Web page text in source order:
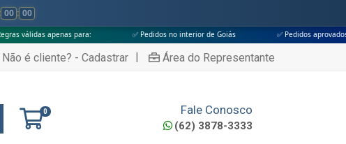
: 00 : 00
para: ✅ Pedidos no interior de Goiás ✅ Pedidos aprovados até às 18h
Não é cliente? - Cadastrar | Área do Representante
0 Fale Conosco
(62) 3878-3333